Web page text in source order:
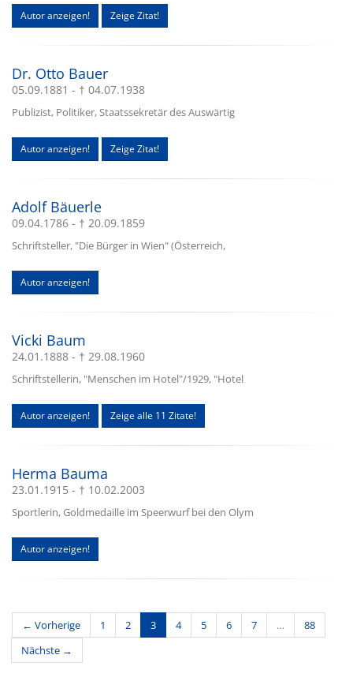
Autor anzeigen! Zeige Zitat!
Dr. Otto Bauer
05.09.1881 - † 04.07.1938
Publizist, Politiker, Staatssekretär des Auswärtig
Autor anzeigen! Zeige Zitat!
Adolf Bäuerle
09.04.1786 - † 20.09.1859
Schriftsteller, "Die Bürger in Wien" (Österreich,
Autor anzeigen!
Vicki Baum
24.01.1888 - † 29.08.1960
Schriftstellerin, "Menschen im Hotel"/1929, "Hotel
Autor anzeigen! Zeige alle 11 Zitate!
Herma Bauma
23.01.1915 - † 10.02.2003
Sportlerin, Goldmedaille im Speerwurf bei den Olym
Autor anzeigen!
← Vorherige 1 2 3(current)
4 5 6 7 …
88
Nächste →